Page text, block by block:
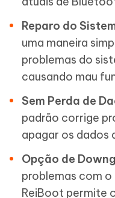
Reparo do
uma maneira
problemas do
causando mau
Sem Perda de
padrão corrige
apagar os dados
Opção de
problemas com
ReiBoot permite